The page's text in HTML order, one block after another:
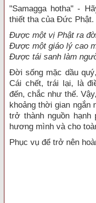
"Samagga hotha" -
thiết tha của Đức Phật.
Được một vị Phật ra
Được một giáo lý cao
Được tái sanh làm
Đời sống mặc dầu
Cái chết, trái lại, là
đến, chắc như thế.
khoảng thời gian ngắn
trở thành nguồn hạnh
hương mình và cho
Phục vụ để trở nên